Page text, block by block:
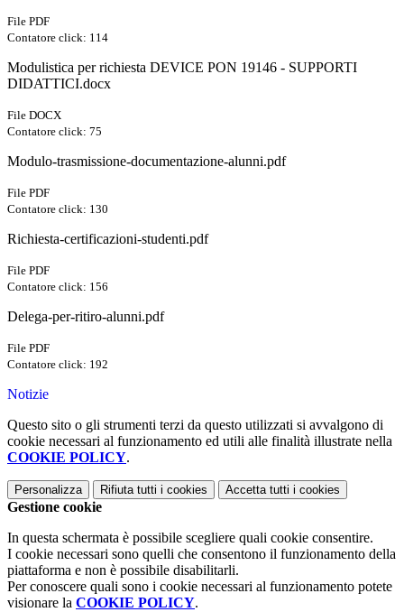
File PDF
Contatore click: 114
Modulistica per richiesta DEVICE PON 19146 - SUPPORTI
DIDATTICI.docx
File DOCX
Contatore click: 75
Modulo-trasmissione-documentazione-alunni.pdf
File PDF
Contatore click: 130
Richiesta-certificazioni-studenti.pdf
File PDF
Contatore click: 156
Delega-per-ritiro-alunni.pdf
File PDF
Contatore click: 192
Notizie
Questo sito o gli strumenti terzi da questo utilizzati si avvalgono di
cookie necessari al funzionamento ed utili alle finalità illustrate nella
COOKIE POLICY.
Personalizza Rifiuta tutti i cookies Accetta tutti i cookies
Gestione cookie
In questa schermata è possibile scegliere quali cookie consentire.
I cookie necessari sono quelli che consentono il funzionamento della
piattaforma e non è possibile disabilitarli.
Per conoscere quali sono i cookie necessari al funzionamento potete
visionare la COOKIE POLICY.